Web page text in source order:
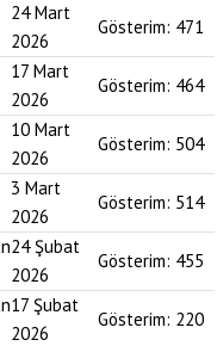
24 Mart
2026
Gösterim: 471
17 Mart
2026
Gösterim: 464
10 Mart
2026
Gösterim: 504
3 Mart
2026
Gösterim: 514
24 Şubat
2026
Gösterim: 455
17 Şubat
2026
Gösterim: 220